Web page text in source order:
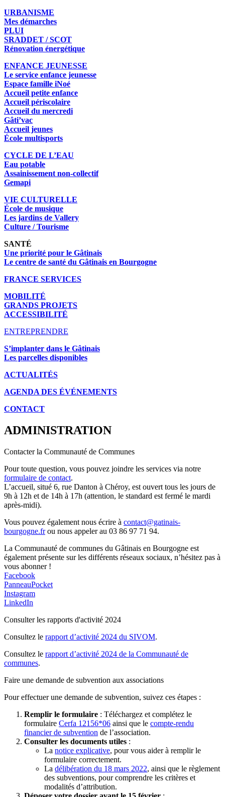
URBANISME
Mes démarches
PLUI
SRADDET / SCOT
Rénovation énergétique
ENFANCE JEUNESSE
Le service enfance jeunesse
Espace famille iNoé
Accueil petite enfance
Accueil périscolaire
Accueil du mercredi
Gâti’vac
Accueil jeunes
École multisports
CYCLE DE L’EAU
Eau potable
Assainissement non-collectif
Gemapi
VIE CULTURELLE
École de musique
Les jardins de Vallery
Culture / Tourisme
SANTÉ
Une priorité pour le Gâtinais
Le centre de santé du Gâtinais en Bourgogne
FRANCE SERVICES
MOBILITÉ
GRANDS PROJETS
ACCESSIBILITÉ
ENTREPRENDRE
S’implanter dans le Gâtinais
Les parcelles disponibles
ACTUALITÉS
AGENDA DES ÉVÉNEMENTS
CONTACT
ADMINISTRATION
Contacter la Communauté de Communes
Pour toute question, vous pouvez joindre les services via notre
formulaire de contact.
L’accueil, situé 6, rue Danton à Chéroy, est ouvert tous les jours de
9h à 12h et de 14h à 17h (attention, le standard est fermé le mardi
après-midi).
Vous pouvez également nous écrire à contact@gatinais-
bourgogne.frou nous appeler au 03 86 97 71 94.
La Communauté de communes du Gâtinais en Bourgogne est
également présente sur les différents réseaux sociaux, n’hésitez pas à
vous abonner !
Facebook
PanneauPocket
Instagram
LinkedIn
Consulter les rapports d'activité 2024
Consultez le rapport d’activité 2024 du SIVOM.
Consultez le rapport d’activité 2024 de la Communauté de
communes.
Faire une demande de subvention aux associations
Pour effectuer une demande de subvention, suivez ces étapes :
Remplir le formulaire : Téléchargez et complétez le
formulaire Cerfa 12156*06 ainsi que le compte-rendu
financier de subvention de l’association.
Consulter les documents utiles :
La notice explicative, pour vous aider à remplir le
formulaire correctement.
La délibération du 18 mars 2022, ainsi que le règlement
des subventions, pour comprendre les critères et
modalités d’attribution.